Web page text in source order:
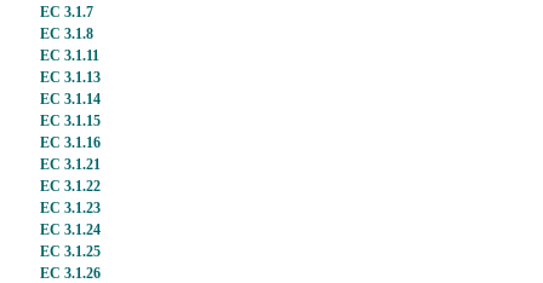
EC 3.1.7
EC 3.1.8
EC 3.1.11
EC 3.1.13
EC 3.1.14
EC 3.1.15
EC 3.1.16
EC 3.1.21
EC 3.1.22
EC 3.1.23
EC 3.1.24
EC 3.1.25
EC 3.1.26